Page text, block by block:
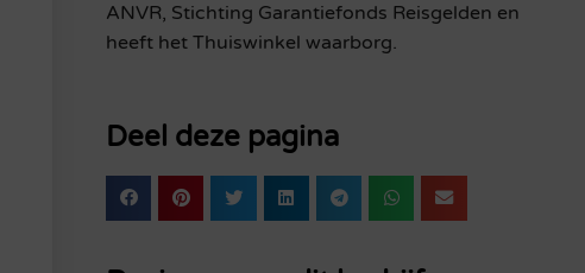
ANVR, Stichting Garantiefonds Reisgelden en
heeft het Thuiswinkel waarborg.
Deel deze pagina